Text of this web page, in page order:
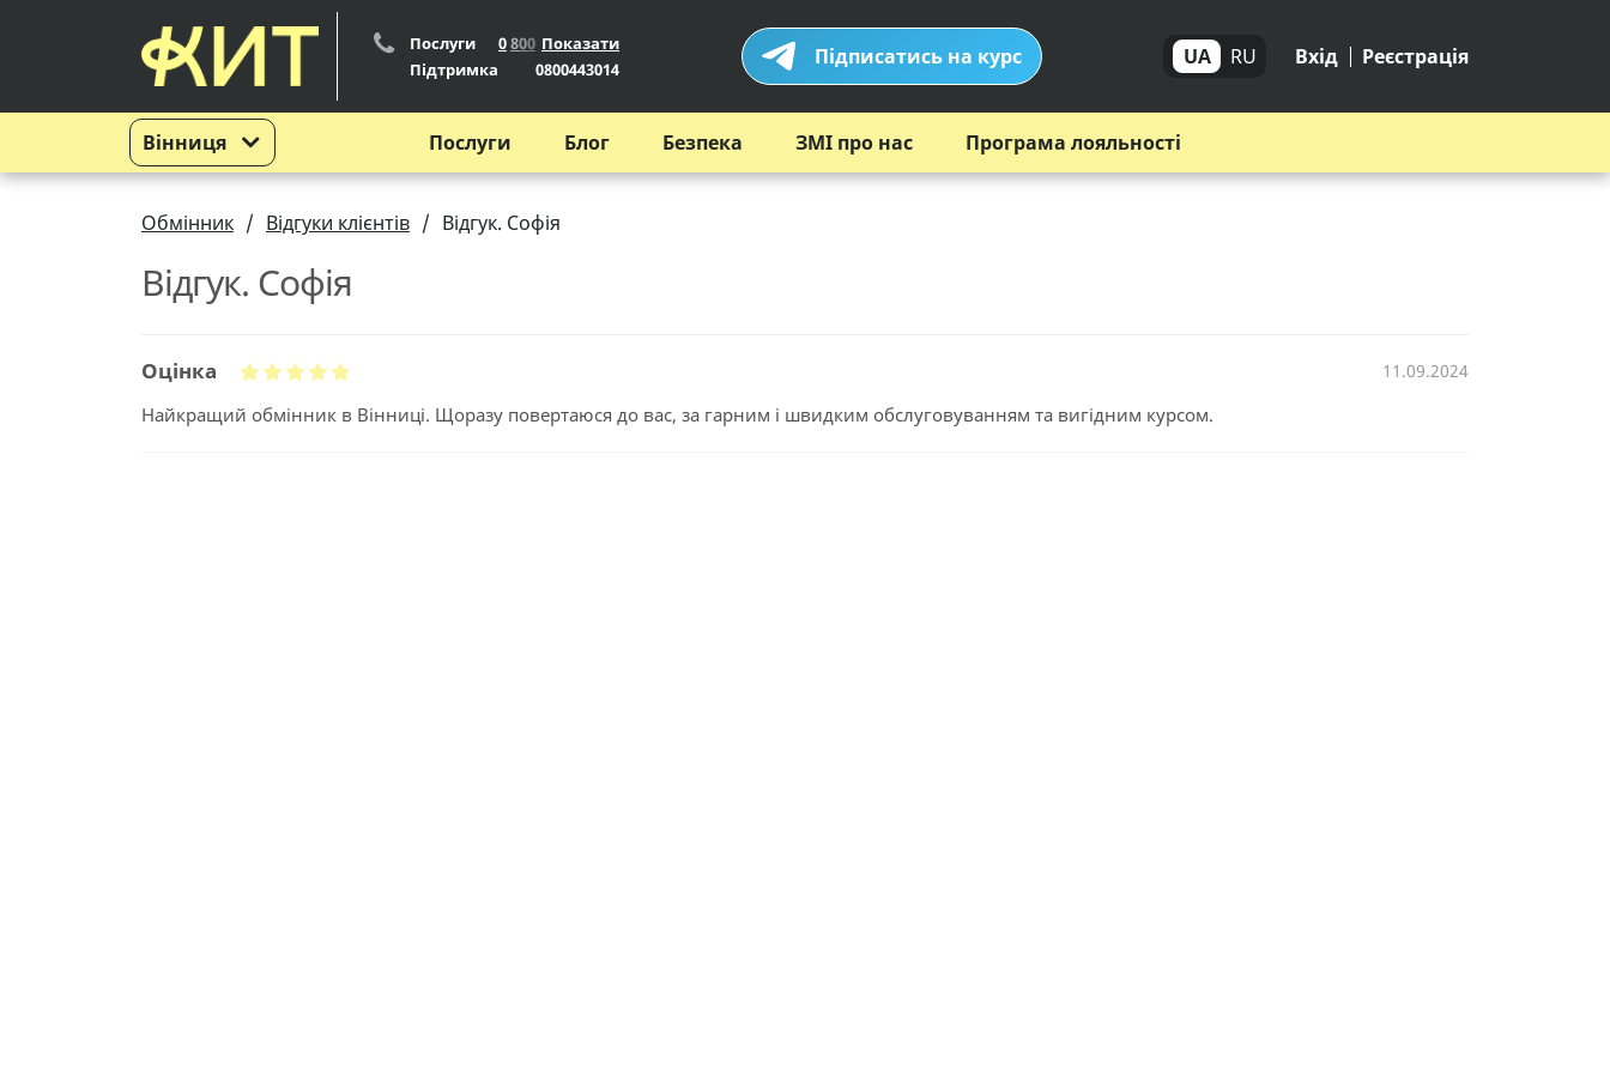
Вінниця
Послуги 0800 Показати
Підтримка
0800443014 Підписатись на курс UA RU Вхід Реєстрація
Послуги Блог Безпека ЗМІ про нас Програма лояльності
Обмінник Відгуки клієнтів Відгук. Софія
Відгук. Софія
Оцінка 11.09.2024
Найкращий обмінник в Вінниці. Щоразу повертаюся до вас, за гарним і швидким обслуговуванням та вигідним курсом.